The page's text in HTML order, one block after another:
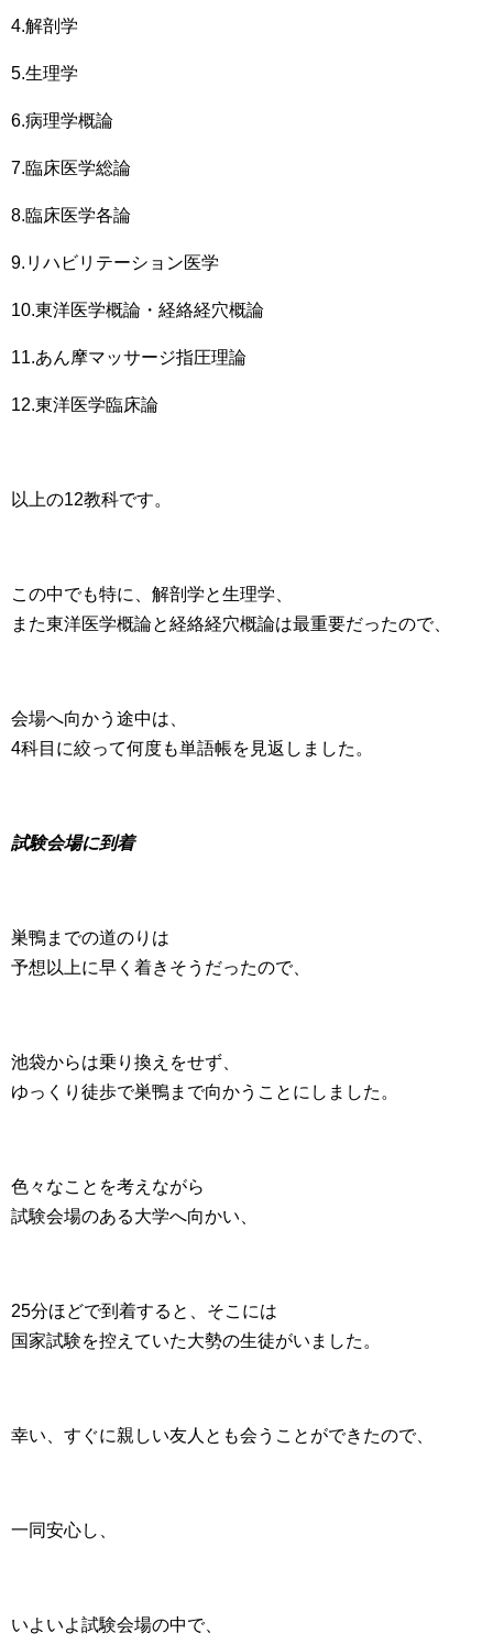
4.解剖学
5.生理学
6.病理学概論
7.臨床医学総論
8.臨床医学各論
9.リハビリテーション医学
10.東洋医学概論・経絡経穴概論
11.あん摩マッサージ指圧理論
12.東洋医学臨床論
以上の12教科です。
この中でも特に、解剖学と生理学、
また東洋医学概論と経絡経穴概論は最重要だったので、
会場へ向かう途中は、
4科目に絞って何度も単語帳を見返しました。
試験会場に到着
巣鴨までの道のりは
予想以上に早く着きそうだったので、
池袋からは乗り換えをせず、
ゆっくり徒歩で巣鴨まで向かうことにしました。
色々なことを考えながら
試験会場のある大学へ向かい、
25分ほどで到着すると、そこには
国家試験を控えていた大勢の生徒がいました。
幸い、すぐに親しい友人とも会うことができたので、
一同安心し、
いよいよ試験会場の中で、